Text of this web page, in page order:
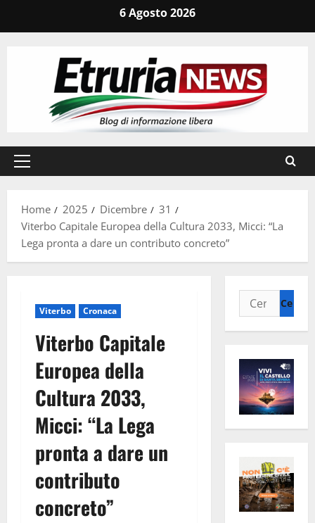
6 Agosto 2026
Menu
Home
2025 Dicembre
31
Viterbo Capitale Europea della Cultura 2033, Micci: “La
Lega pronta a dare un contributo concreto”
Viterbo Cronaca
Viterbo Capitale
Europea della
Cultura 2033,
Micci: “La Lega
pronta a dare un
contributo
concreto”
Ricerca
per: